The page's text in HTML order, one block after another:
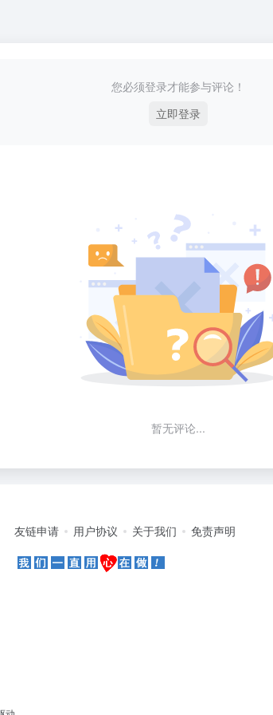
您必须登录才能参与评论！
立即登录
暂无评论...
友链申请 用户协议 关于我们 免责声明